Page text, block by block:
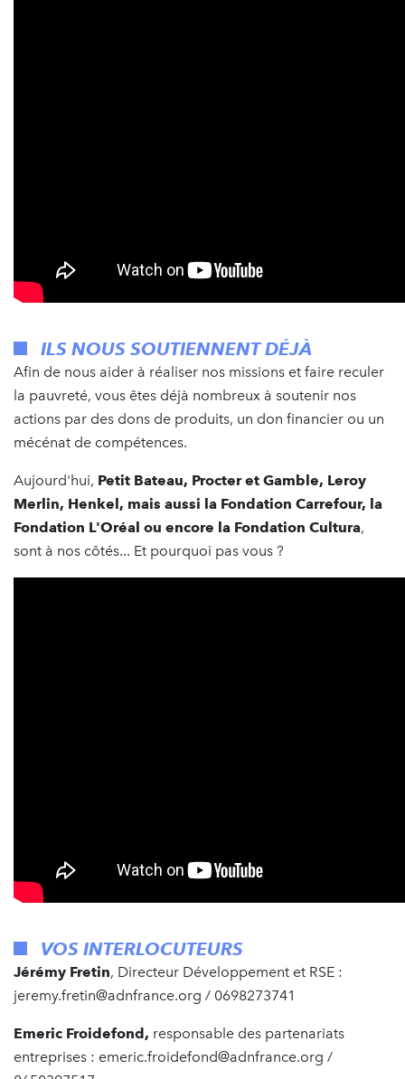
ILS NOUS SOUTIENNENT DÉJÀ
Afin de nous aider à réaliser nos missions et faire reculer
la pauvreté, vous êtes déjà nombreux à soutenir nos
actions par des dons de produits, un don financier ou un
mécénat de compétences.
Aujourd'hui, Petit Bateau, Procter et Gamble, Leroy
Merlin, Henkel, mais aussi la Fondation Carrefour, la
Fondation L'Oréal ou encore la Fondation Cultura,
sont à nos côtés... Et pourquoi pas vous ?
VOS INTERLOCUTEURS
Jérémy Fretin, Directeur Développement et RSE :
jeremy.fretin@adnfrance.org / 0698273741
Emeric Froidefond, responsable des partenariats
entreprises : emeric.froidefond@adnfrance.org /